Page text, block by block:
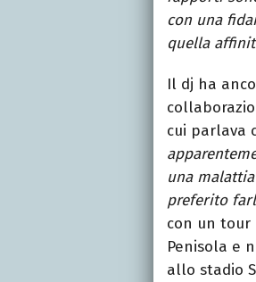
con una
quella
Il dj ha
cui parlava
una
preferito
con un tour
Penisola e
allo stadio